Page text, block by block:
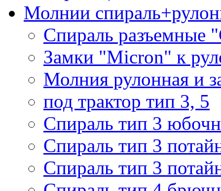
Молнии
Спираль разъемные
Замки "Micron" к
Молния рулонная и
под трактор тип 3, 5
Спираль тип 3
Спираль тип 3
Спираль тип 3